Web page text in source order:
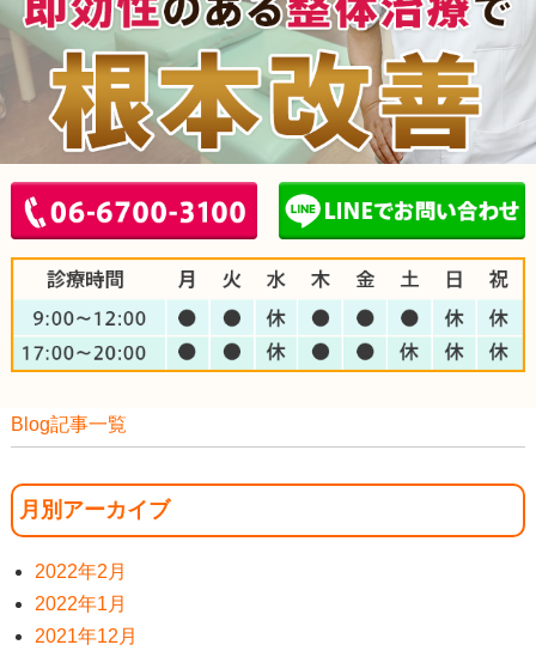
Blog記事一覧
月別アーカイブ
2022年2月
2022年1月
2021年12月